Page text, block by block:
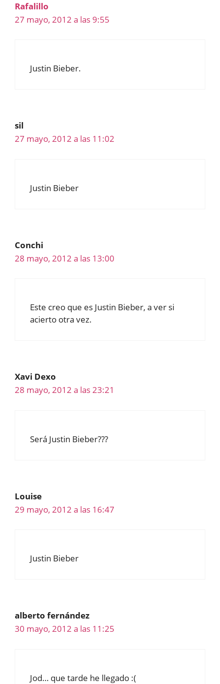
Rafalillo
27 mayo, 2012 a las 9:55
Justin Bieber.
sil
27 mayo, 2012 a las 11:02
Justin Bieber
Conchi
28 mayo, 2012 a las 13:00
Este creo que es Justin Bieber, a ver si
acierto otra vez.
Xavi Dexo
28 mayo, 2012 a las 23:21
Será Justin Bieber???
Louise
29 mayo, 2012 a las 16:47
Justin Bieber
alberto fernández
30 mayo, 2012 a las 11:25
Jod… que tarde he llegado :(